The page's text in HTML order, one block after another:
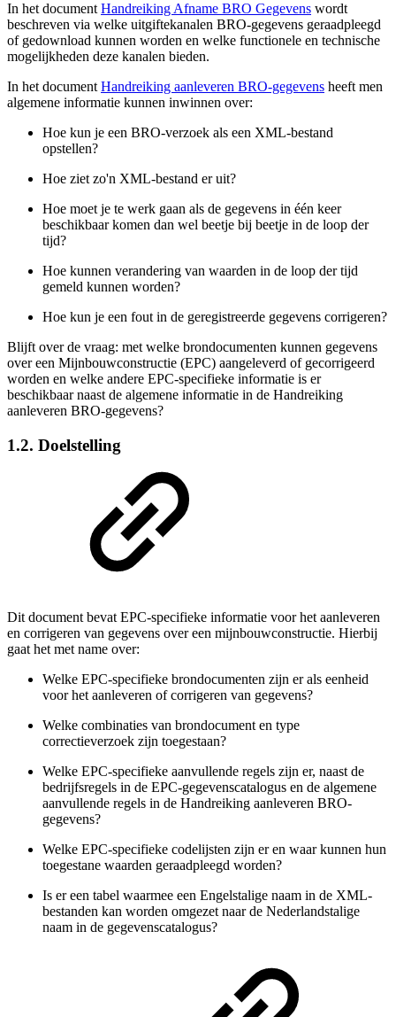
In het document Handreiking Afname BRO Gegevens wordt
beschreven via welke uitgiftekanalen BRO-gegevens geraadpleegd
of gedownload kunnen worden en welke functionele en technische
mogelijkheden deze kanalen bieden.
In het document Handreiking aanleveren BRO-gegevens heeft men
algemene informatie kunnen inwinnen over:
Hoe kun je een BRO-verzoek als een XML-bestand
opstellen?
Hoe ziet zo'n XML-bestand er uit?
Hoe moet je te werk gaan als de gegevens in één keer
beschikbaar komen dan wel beetje bij beetje in de loop der
tijd?
Hoe kunnen verandering van waarden in de loop der tijd
gemeld kunnen worden?
Hoe kun je een fout in de geregistreerde gegevens corrigeren?
Blijft over de vraag: met welke brondocumenten kunnen gegevens
over een Mijnbouwconstructie (EPC) aangeleverd of gecorrigeerd
worden en welke andere EPC-specifieke informatie is er
beschikbaar naast de algemene informatie in de Handreiking
aanleveren BRO-gegevens?
1.2. Doelstelling
Dit document bevat EPC-specifieke informatie voor het aanleveren
en corrigeren van gegevens over een mijnbouwconstructie. Hierbij
gaat het met name over:
Welke EPC-specifieke brondocumenten zijn er als eenheid
voor het aanleveren of corrigeren van gegevens?
Welke combinaties van brondocument en type
correctieverzoek zijn toegestaan?
Welke EPC-specifieke aanvullende regels zijn er, naast de
bedrijfsregels in de EPC-gegevenscatalogus en de algemene
aanvullende regels in de Handreiking aanleveren BRO-
gegevens?
Welke EPC-specifieke codelijsten zijn er en waar kunnen hun
toegestane waarden geraadpleegd worden?
Is er een tabel waarmee een Engelstalige naam in de XML-
bestanden kan worden omgezet naar de Nederlandstalige
naam in de gegevenscatalogus?